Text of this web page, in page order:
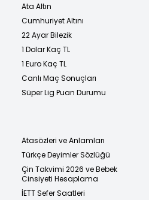
Ata Altın
Cumhuriyet Altını
22 Ayar Bilezik
1 Dolar Kaç TL
1 Euro Kaç TL
Canlı Maç Sonuçları
Süper Lig Puan Durumu
Atasözleri ve Anlamları
Türkçe Deyimler Sözlüğü
Çin Takvimi 2026 ve Bebek
Cinsiyeti Hesaplama
İETT Sefer Saatleri